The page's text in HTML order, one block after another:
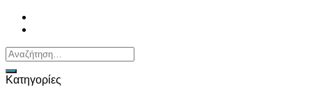
Αναζήτηση
για:
Κατηγορίες